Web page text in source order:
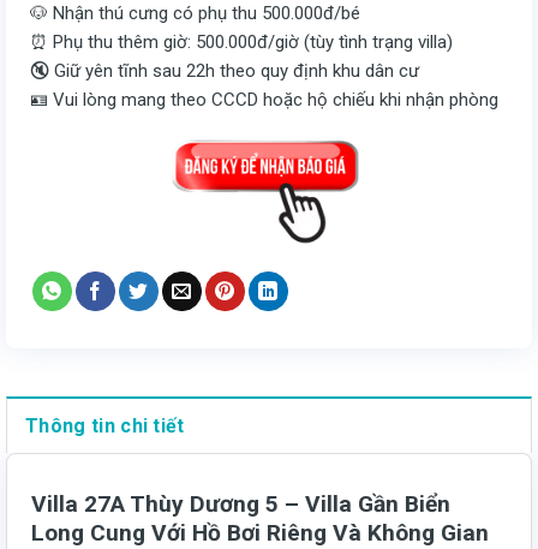
🐶 Nhận thú cưng có phụ thu 500.000đ/bé
⏰ Phụ thu thêm giờ: 500.000đ/giờ (tùy tình trạng villa)
🔇 Giữ yên tĩnh sau 22h theo quy định khu dân cư
🪪 Vui lòng mang theo CCCD hoặc hộ chiếu khi nhận phòng
Thông tin chi tiết
Villa 27A Thùy Dương 5 – Villa Gần Biển
Long Cung Với Hồ Bơi Riêng Và Không Gian